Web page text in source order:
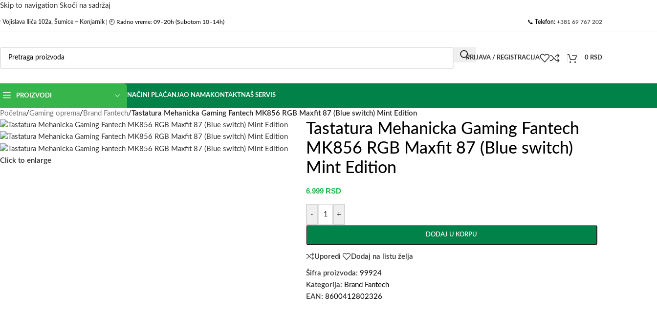
Skip to navigation Skoči na sadržaj
Vojislava Ilića 102a, Šumice – Konjarnik | 🕘 Radno vreme: 09–20h (Subotom 10–14h) 📞 Telefon: +381 69 767 202
PRIJAVA / REGISTRACIJA 0 RSD
PROIZVODI NAČINI PLAĆANJAO NAMAKONTAKTNAŠ SERVIS
Početna/Gaming oprema/ Brand Fantech/Tastatura Mehanicka Gaming Fantech MK856 RGB Maxfit 87 (Blue switch) Mint Edition
Click to enlarge
Tastatura Mehanicka Gaming Fantech
MK856 RGB Maxfit 87 (Blue switch)
Mint Edition
6.999 RSD
- +
DODAJ U KORPU
Uporedi Dodaj na listu želja
Šifra proizvoda: 99924
Kategorija: Brand Fantech
EAN: 8600412802326